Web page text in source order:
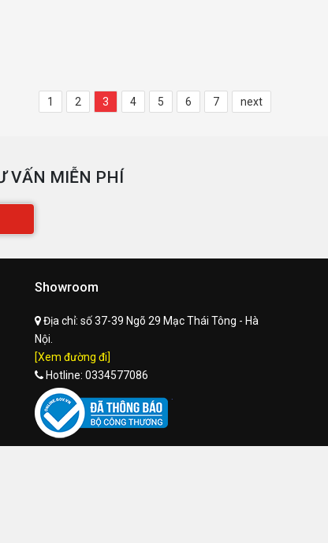
1 2 3 4 5 6 7 next
VẤN MIỄN PHÍ
Showroom
Địa chỉ: số 37-39 Ngõ 29 Mạc Thái Tông - Hà
Nội.
[Xem đường đi]
Hotline: 0334577086